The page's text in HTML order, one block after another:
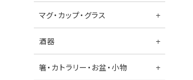
マグ・カップ・グラス
酒器
箸・カトラリー・お盆・小物